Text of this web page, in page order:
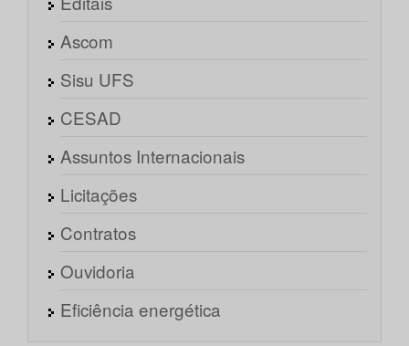
Ascom
Sisu UFS
CESAD
Assuntos Internacionais
Licitações
Contratos
Ouvidoria
Eficiência energética